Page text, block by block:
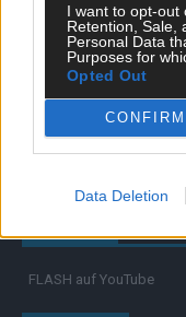
I want to opt-out
Retention, Sale,
Personal Data
Purposes for
Opted Out
CONFIRM
Data Deletion
Unternehmensporträt
FLASH auf YouTube